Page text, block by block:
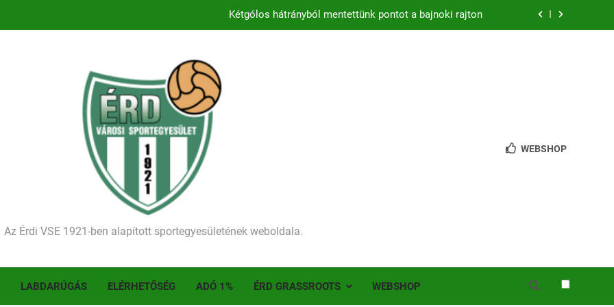
Kétgólos hátrányból mentettünk pontot a bajnoki rajton
Történelmet írt az I. Érdi Football Fesztivál – több mint 200 játékos lépett pályára Érden
Ellenfelünk visszalépése miatt játék nélkül jutottunk tovább a MOL Magyar Kupában
Kezdődik a 2026–2027-es szezon – hazai pályán rajtol az Érdi VSE!
Történelmet írt az I. Érdi Football Fesztivál – több mint 200 játékos lépett pályára Érden
Az Érdi VSE 1921-ben alapított sportegyesületének weboldala.
WEBSHOP
LABDARÚGÁS ELÉRHETŐSÉG ADÓ 1% ÉRD GRASSROOTS WEBSHOP